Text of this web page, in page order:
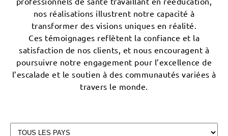
nos réalisations illustrent notre capacité à
transformer des visions uniques en réalité.
Ces témoignages reflètent la confiance et la
satisfaction de nos clients, et nous encouragent à
poursuivre notre engagement pour l’excellence de
l’escalade et le soutien à des communautés variées à
travers le monde.